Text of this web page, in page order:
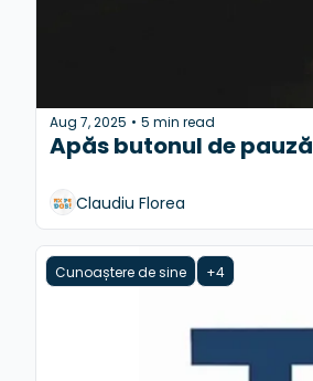
Aug 7, 2025 • 5 min read
Apăs butonul de pauză
Claudiu Florea
Cunoaștere de sine +4